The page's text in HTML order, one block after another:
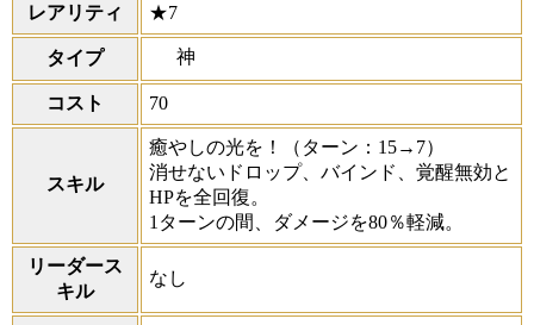
レアリティ ★7
タイプ 神
コスト 70
スキル
癒やしの光を！
（ターン：15→7）
消せないドロップ、バインド、覚醒無効と
HPを全回復。
1ターンの間、ダメージを80％軽減。
リーダース
キル
なし